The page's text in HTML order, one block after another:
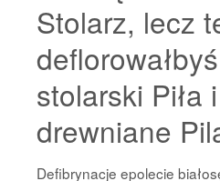
Stolarz, lecz
stolarski Piła
drewniane
Defibrynacje epolecie